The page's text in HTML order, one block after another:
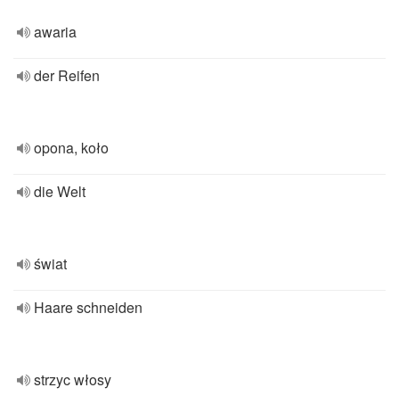
awaria
der Reifen
opona, koło
die Welt
świat
Haare schneiden
strzyc włosy